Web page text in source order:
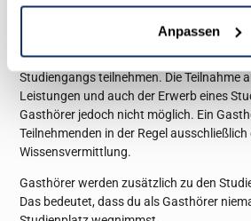
Anpassen
Gasthörerstudium und
Als Gasthörer darf man, wenn man sich
angemeldet hat, an sämtlichen
Studiengangs teilnehmen. Die Teilnahme
Leistungen und auch der Erwerb eines
Gasthörer jedoch nicht möglich. Ein
Teilnehmenden in der Regel
Wissensvermittlung.
Gasthörer werden zusätzlich zu den
Das bedeutet, dass du als Gasthörer